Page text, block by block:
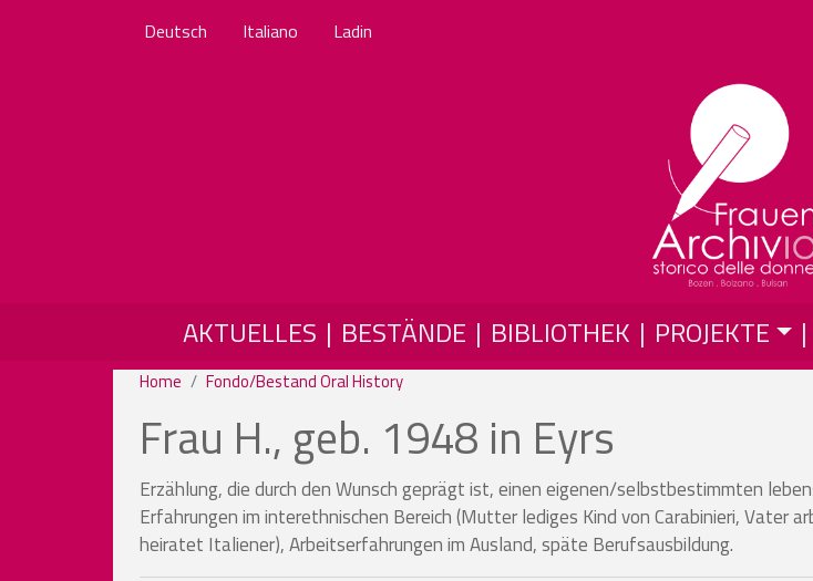
Deutsch Italiano Ladin
MAIN NAVIGATION
AKTUELLES BESTÄNDE BIBLIOTHEK PROJEKTE
Home Fondo/Bestand Oral History
Frau H., geb. 1948 in Eyrs
Erzählung, die durch den Wunsch geprägt ist, einen eigenen/selbstbestimmten
Erfahrungen im interethnischen Bereich (Mutter lediges Kind von Carabinieri, Vater
heiratet Italiener), Arbeitserfahrungen im Ausland, späte Berufsausbildung.